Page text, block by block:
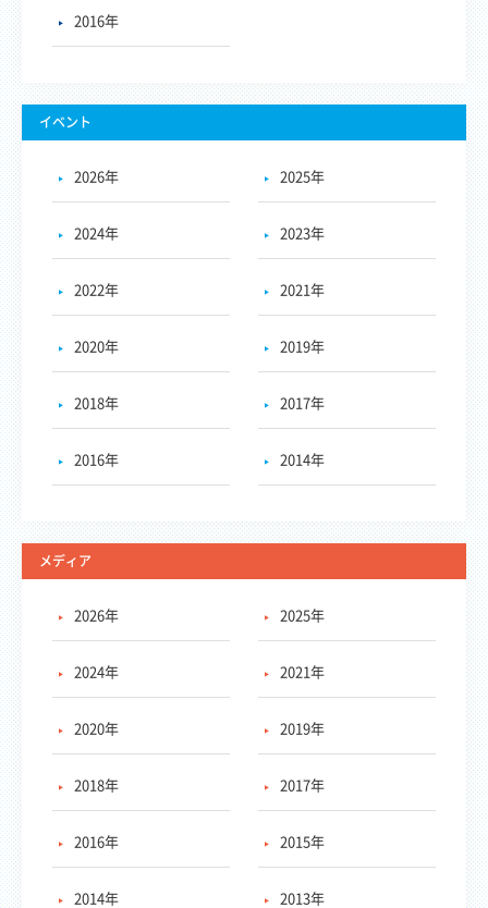
2016年
イベント
2026年 2025年
2024年 2023年
2022年 2021年
2020年 2019年
2018年 2017年
2016年 2014年
メディア
2026年 2025年
2024年 2021年
2020年 2019年
2018年 2017年
2016年 2015年
2014年 2013年